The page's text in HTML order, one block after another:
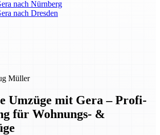
nach Nürnberg
nach Dresden
Müller
Umzüge mit Gera – Profi-
für Wohnungs- &